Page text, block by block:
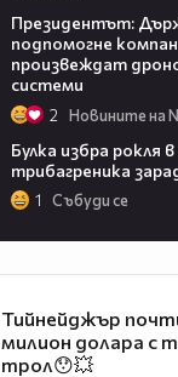
Президентът:
подпомогне
произвеждат
системи
2 Новините на
Булка избра рокля
трибагреника
1 Събуди се
Тийнейджър
милион долара с
трол😯💥